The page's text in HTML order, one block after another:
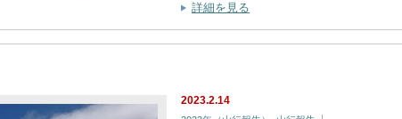
詳細を見る
2023.2.14